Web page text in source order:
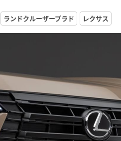
ランドクルーザープラド レクサス